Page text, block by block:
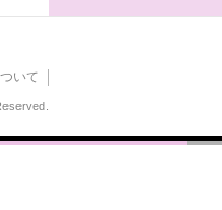
いて